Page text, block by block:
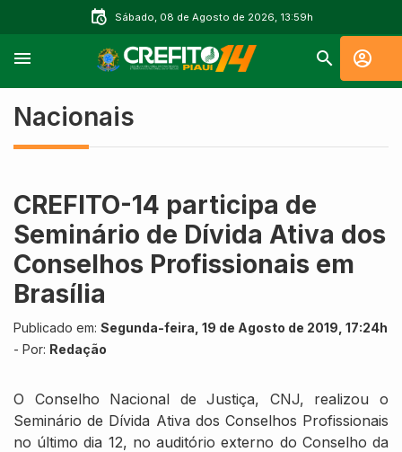
Sábado, 08 de Agosto de 2026, 13:59h
Nacionais
CREFITO-14 participa de
Seminário de Dívida Ativa dos
Conselhos Profissionais em
Brasília
Publicado em: Segunda-feira, 19 de Agosto de 2019, 17:24h
- Por: Redação
O Conselho Nacional de Justiça, CNJ, realizou o
Seminário de Dívida Ativa dos Conselhos Profissionais
no último dia 12, no auditório externo do Conselho da